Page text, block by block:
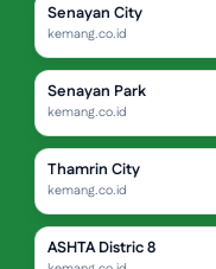
Senayan City
kemang.co.id
Senayan Park
kemang.co.id
Thamrin City
kemang.co.id
ASHTA Distric 8